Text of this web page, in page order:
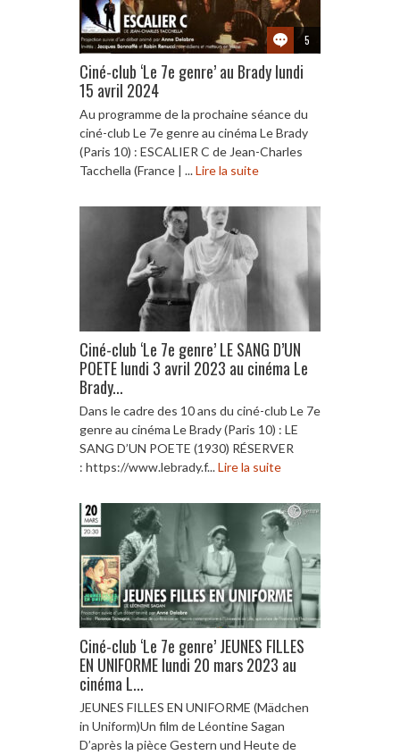
5
Ciné-club ‘Le 7e genre’ au Brady lundi
15 avril 2024
Au programme de la prochaine séance du
ciné-club Le 7e genre au cinéma Le Brady
(Paris 10) : ESCALIER C de Jean-Charles
Tacchella (France | ...Lire la suite
Ciné-club ‘Le 7e genre’ LE SANG D’UN
POETE lundi 3 avril 2023 au cinéma Le
Brady...
Dans le cadre des 10 ans du ciné-club Le 7e
genre au cinéma Le Brady (Paris 10) : LE
SANG D’UN POETE (1930) RÉSERVER
: https://www.lebrady.f...Lire la suite
Ciné-club ‘Le 7e genre’ JEUNES FILLES
EN UNIFORME lundi 20 mars 2023 au
cinéma L...
JEUNES FILLES EN UNIFORME (Mädchen
in Uniform)Un film de Léontine Sagan
D’après la pièce Gestern und Heute de